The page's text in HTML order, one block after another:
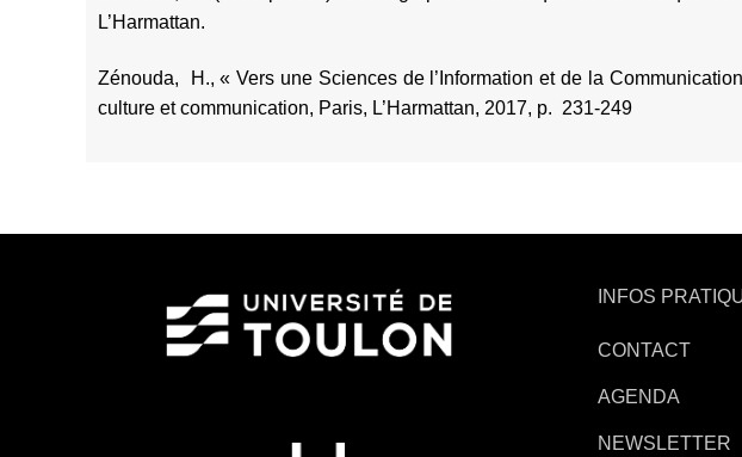
L’Harmattan.
Zénouda, H., « Vers une Sciences de l’Information et de la
culture et communication, Paris, L’Harmattan, 2017, p. 231-249
INFOS
CONTACT
AGENDA
NEWSLETTER